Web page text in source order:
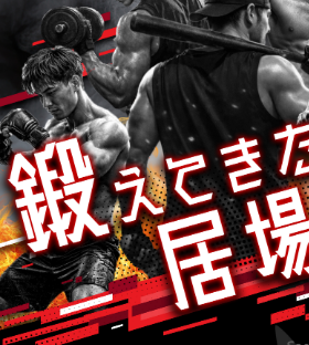
PUA'八重洲
PUA'池袋
PUA'新橋
PUA'蒲田
PUA'羽田
×閉じる